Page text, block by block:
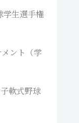
学生選手権
ント（学
軟式野球